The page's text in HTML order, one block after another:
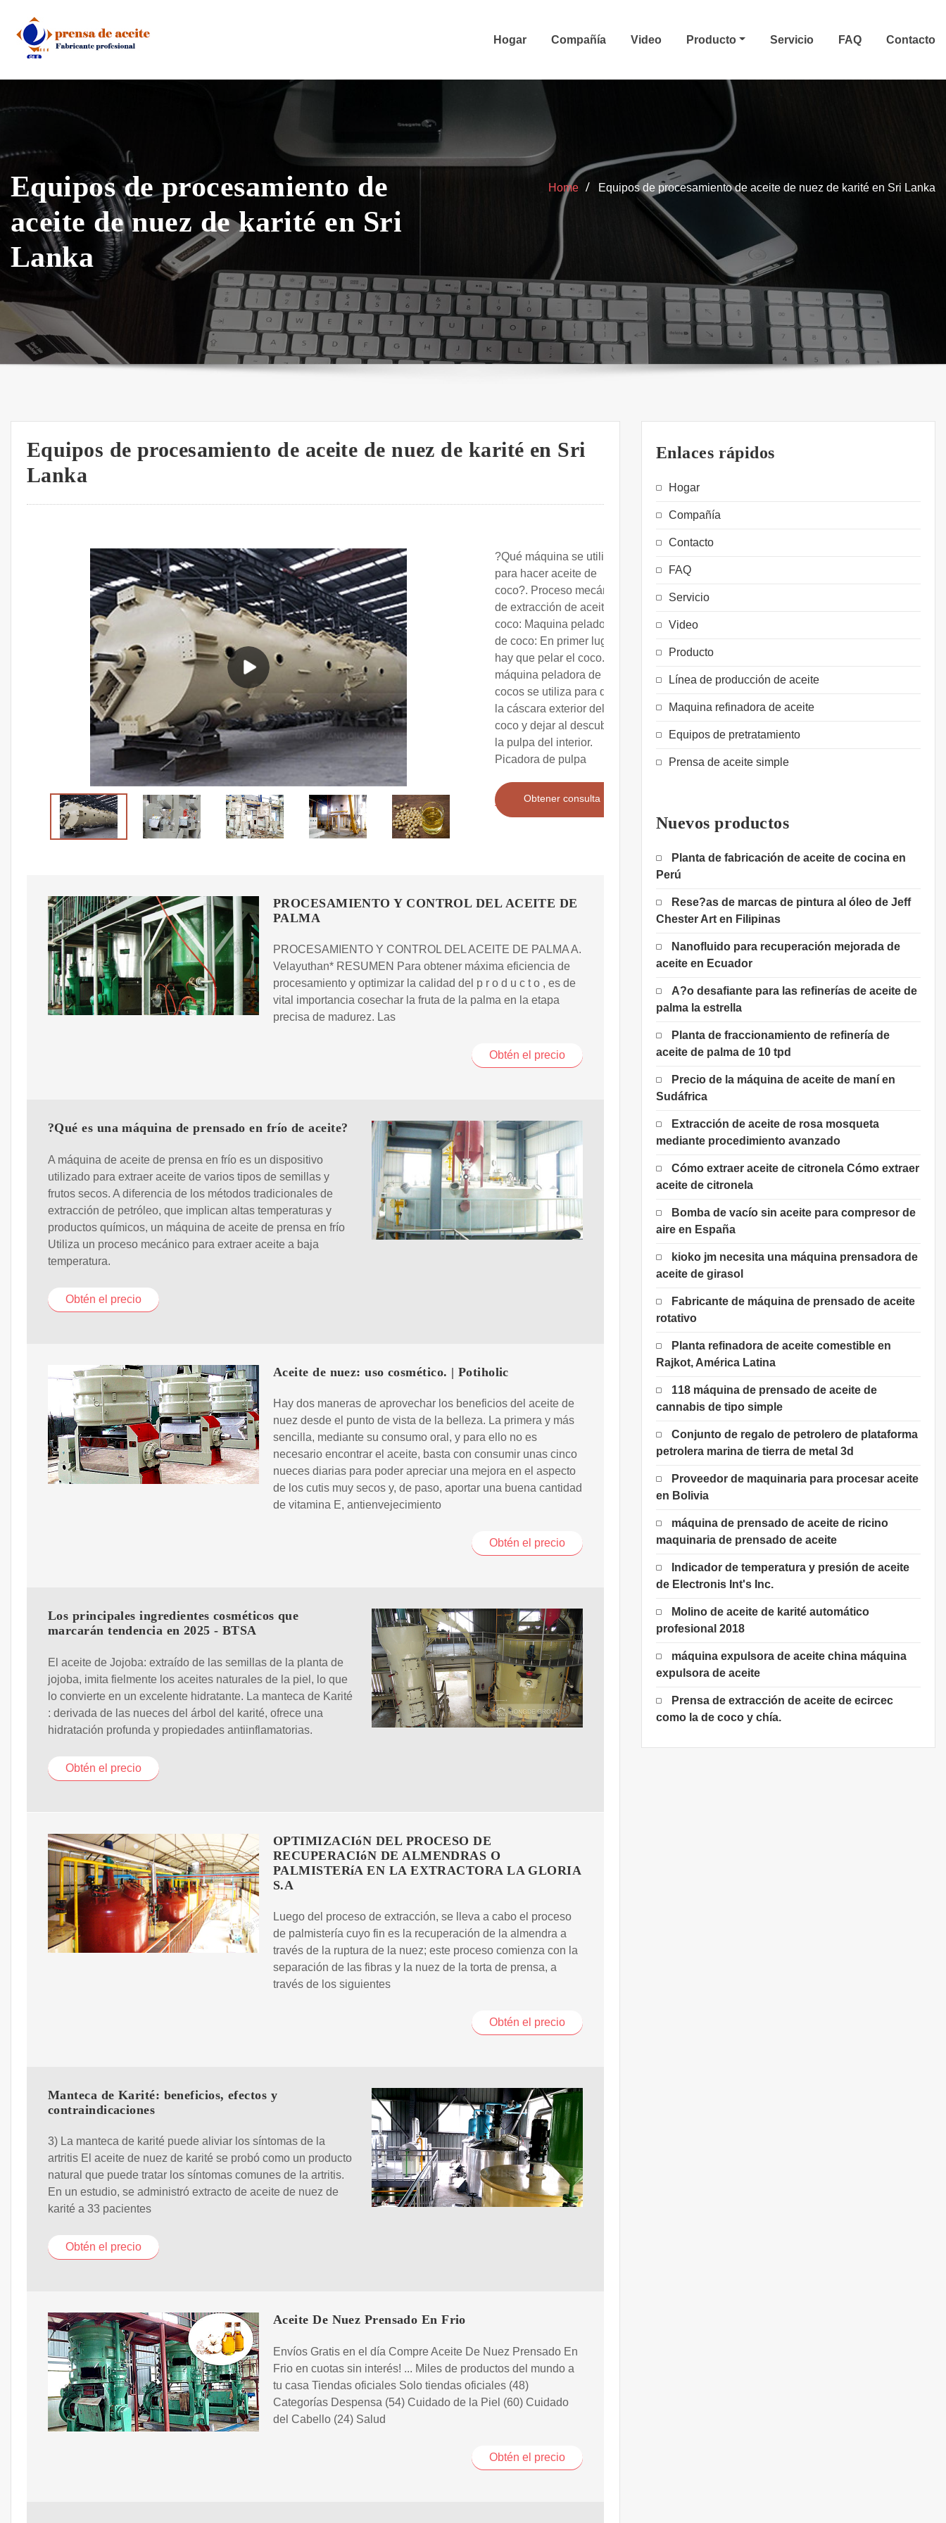
content
Hogar Compañía Video Producto Servicio FAQ Contacto
Equipos de procesamiento de
aceite de nuez de karité en Sri
Lanka
Home Equipos de procesamiento de aceite de nuez de karité en Sri Lanka
Equipos de procesamiento de aceite de nuez de karité en Sri
Lanka
?Qué máquina se utiliza
para hacer aceite de
coco?. Proceso mecánico
de extracción de aceite de
coco: Maquina peladora
de coco: En primer lugar,
hay que pelar el coco. La
máquina peladora de
cocos se utiliza para quitar
la cáscara exterior del
coco y dejar al descubierto
la pulpa del interior.
Picadora de pulpa
Obtener consulta
PROCESAMIENTO Y CONTROL DEL ACEITE DE
PALMA
PROCESAMIENTO Y CONTROL DEL ACEITE DE PALMA A.
Velayuthan* RESUMEN Para obtener máxima eficiencia de
procesamiento y optimizar la calidad del p r o d u c t o , es de
vital importancia cosechar la fruta de la palma en la etapa
precisa de madurez. Las
Obtén el precio
?Qué es una máquina de prensado en frío de aceite?
A máquina de aceite de prensa en frío es un dispositivo
utilizado para extraer aceite de varios tipos de semillas y
frutos secos. A diferencia de los métodos tradicionales de
extracción de petróleo, que implican altas temperaturas y
productos químicos, un máquina de aceite de prensa en frío
Utiliza un proceso mecánico para extraer aceite a baja
temperatura.
Obtén el precio
Aceite de nuez: uso cosmético. | Potiholic
Hay dos maneras de aprovechar los beneficios del aceite de
nuez desde el punto de vista de la belleza. La primera y más
sencilla, mediante su consumo oral, y para ello no es
necesario encontrar el aceite, basta con consumir unas cinco
nueces diarias para poder apreciar una mejora en el aspecto
de los cutis muy secos y, de paso, aportar una buena cantidad
de vitamina E, antienvejecimiento
Obtén el precio
Los principales ingredientes cosméticos que
marcarán tendencia en 2025 - BTSA
El aceite de Jojoba: extraído de las semillas de la planta de
jojoba, imita fielmente los aceites naturales de la piel, lo que
lo convierte en un excelente hidratante. La manteca de Karité
: derivada de las nueces del árbol del karité, ofrece una
hidratación profunda y propiedades antiinflamatorias.
Obtén el precio
OPTIMIZACIóN DEL PROCESO DE
RECUPERACIóN DE ALMENDRAS O
PALMISTERíA EN LA EXTRACTORA LA GLORIA
S.A
Luego del proceso de extracción, se lleva a cabo el proceso
de palmistería cuyo fin es la recuperación de la almendra a
través de la ruptura de la nuez; este proceso comienza con la
separación de las fibras y la nuez de la torta de prensa, a
través de los siguientes
Obtén el precio
Manteca de Karité: beneficios, efectos y
contraindicaciones
3) La manteca de karité puede aliviar los síntomas de la
artritis El aceite de nuez de karité se probó como un producto
natural que puede tratar los síntomas comunes de la artritis.
En un estudio, se administró extracto de aceite de nuez de
karité a 33 pacientes
Obtén el precio
Aceite De Nuez Prensado En Frio
Envíos Gratis en el día Compre Aceite De Nuez Prensado En
Frio en cuotas sin interés! ... Miles de productos del mundo a
tu casa Tiendas oficiales Solo tiendas oficiales (48)
Categorías Despensa (54) Cuidado de la Piel (60) Cuidado
del Cabello (24) Salud
Obtén el precio
Enlaces rápidos
Hogar
Compañía
Contacto
FAQ
Servicio
Video
Producto
Línea de producción de aceite
Maquina refinadora de aceite
Equipos de pretratamiento
Prensa de aceite simple
Nuevos productos
Planta de fabricación de aceite de cocina en
Perú
Rese?as de marcas de pintura al óleo de Jeff
Chester Art en Filipinas
Nanofluido para recuperación mejorada de
aceite en Ecuador
A?o desafiante para las refinerías de aceite de
palma la estrella
Planta de fraccionamiento de refinería de
aceite de palma de 10 tpd
Precio de la máquina de aceite de maní en
Sudáfrica
Extracción de aceite de rosa mosqueta
mediante procedimiento avanzado
Cómo extraer aceite de citronela Cómo extraer
aceite de citronela
Bomba de vacío sin aceite para compresor de
aire en España
kioko jm necesita una máquina prensadora de
aceite de girasol
Fabricante de máquina de prensado de aceite
rotativo
Planta refinadora de aceite comestible en
Rajkot, América Latina
118 máquina de prensado de aceite de
cannabis de tipo simple
Conjunto de regalo de petrolero de plataforma
petrolera marina de tierra de metal 3d
Proveedor de maquinaria para procesar aceite
en Bolivia
máquina de prensado de aceite de ricino
maquinaria de prensado de aceite
Indicador de temperatura y presión de aceite
de Electronis Int's Inc.
Molino de aceite de karité automático
profesional 2018
máquina expulsora de aceite china máquina
expulsora de aceite
Prensa de extracción de aceite de ecircec
como la de coco y chía.